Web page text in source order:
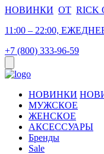
НОВИНКИ ОТ RICK
11:00 – 22:00,
+7 (800) 333-96-59
НОВИНКИ
МУЖСКОЕ
ЖЕНСКОЕ
АКСЕССУАРЫ
Бренды
Sale